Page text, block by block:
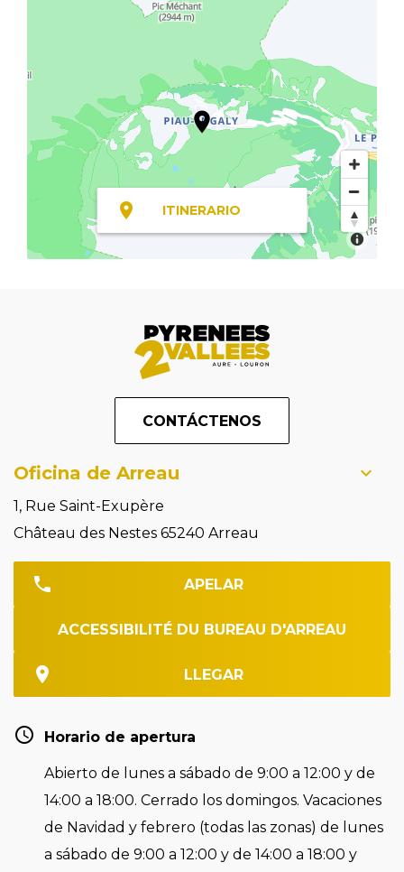
ITINERARIO
CONTÁCTENOS
Oficina de Arreau
1, Rue Saint-Exupère
Château des Nestes 65240 Arreau
APELAR
ACCESSIBILITÉ DU BUREAU D'ARREAU
LLEGAR
Horario de apertura
Abierto de lunes a sábado de 9:00 a 12:00 y de
14:00 a 18:00. Cerrado los domingos. Vacaciones
de Navidad y febrero (todas las zonas) de lunes
a sábado de 9:00 a 12:00 y de 14:00 a 18:00 y